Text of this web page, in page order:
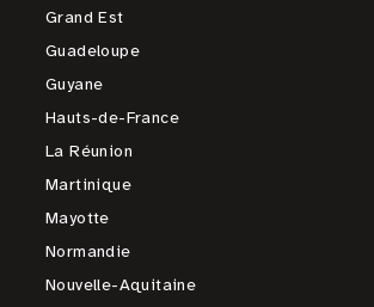
Grand Est
Guadeloupe
Guyane
Hauts-de-France
La Réunion
Martinique
Mayotte
Normandie
Nouvelle-Aquitaine